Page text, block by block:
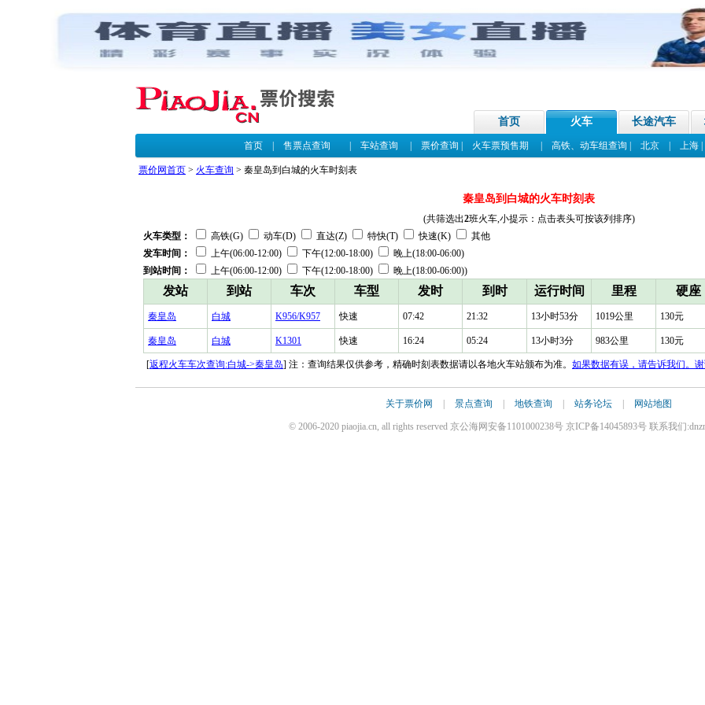
首页 火车 长途汽车
首页| 售票点查询 车站查询 票价查询 火车票预售期 高铁、动车组查询 北京| 上海
票价网首页 > 火车查询 > 秦皇岛到白城的火车时刻表
秦皇岛到白城的火车时刻表
(共筛选出2班火车,小提示：点击表头可按该列排序)
火车类型：
高铁(G) 动车(D) 直达(Z) 特快(T) 快速(K)
其他
发车时间：
上午(06:00-12:00) 下午(12:00-18:00)
晚上(18:00-06:00)
到站时间：
上午(06:00-12:00) 下午(12:00-18:00) 晚上(18:00-06:00))
发站 到站 车次 车型 发时 到时 运行时间 里程 硬座
秦皇岛 白城 K956/K957 快速 07:42 21:32 13小时53分 1019公里 130元
秦皇岛 白城 K1301 快速 16:24 05:24 13小时3分 983公里 130元
[返程火车车次查询:白城->秦皇岛] 注：查询结果仅供参考，精确时刻表数据请以各地火车站颁布为准。 如果数据有误，请告诉我们。谢
关于票价网 | 景点查询 | 地铁查询 | 站务论坛 | 网站地图
© 2006-2020 piaojia.cn, all rights reserved 京公海网安备1101000238号 京ICP备14045893号 联系我们